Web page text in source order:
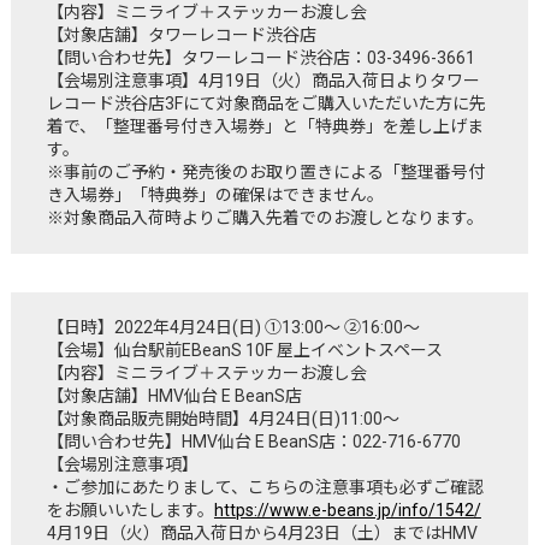
【内容】ミニライブ＋ステッカーお渡し会
【対象店舗】タワーレコード渋谷店
【問い合わせ先】タワーレコード渋谷店：03-3496-3661
【会場別注意事項】4月19日（火）商品入荷日よりタワー
レコード渋谷店3Fにて対象商品をご購入いただいた方に先
着で、「整理番号付き入場券」と「特典券」を差し上げま
す。
※事前のご予約・発売後のお取り置きによる「整理番号付
き入場券」「特典券」の確保はできません。
※対象商品入荷時よりご購入先着でのお渡しとなります。
【日時】2022年4月24日(日) ①13:00～ ②16:00～
【会場】仙台駅前EBeanS 10F 屋上イベントスペース
【内容】ミニライブ＋ステッカーお渡し会
【対象店舗】HMV仙台 E BeanS店
【対象商品販売開始時間】4月24日(日)11:00～
【問い合わせ先】HMV仙台 E BeanS店：022-716-6770
【会場別注意事項】
・ご参加にあたりまして、こちらの注意事項も必ずご確認
をお願いいたします。
https://www.e-beans.jp/info/1542/
4月19日（火）商品入荷日から4月23日（土）まではHMV